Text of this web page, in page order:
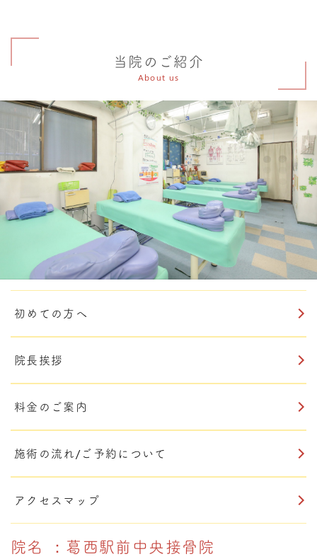
当院のご紹介
About us
初めての方へ
院長挨拶
料金のご案内
施術の流れ/ご予約について
アクセスマップ
院名 ：葛西駅前中央接骨院